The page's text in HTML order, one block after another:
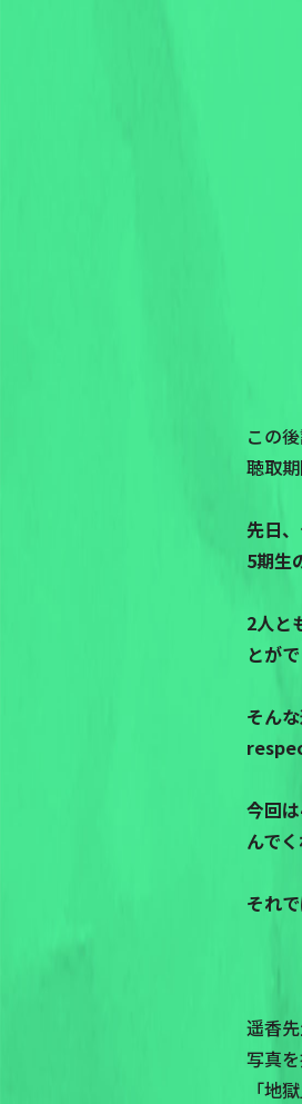
この
聴取
先日
5期生
2人と
とが
そん
今回
んで
それ
遥香
写真
「地